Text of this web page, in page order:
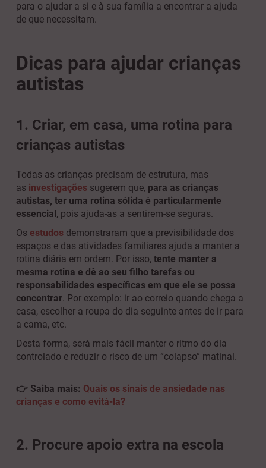
para o ajudar a si e à sua família a encontrar a ajuda
de que necessitam.
Dicas para ajudar crianças
autistas
1. Criar, em casa, uma rotina para
crianças autistas
Todas as crianças precisam de estrutura, mas
as investigações sugerem que, para as crianças
autistas, ter uma rotina sólida é particularmente
essencial , pois ajuda-as a sentirem-se seguras.
Os estudos demonstraram que a previsibilidade dos
espaços e das atividades familiares ajuda a manter a
rotina diária em ordem. Por isso, tente manter a
mesma rotina e dê ao seu filho tarefas ou
responsabilidades específicas em que ele se possa
concentrar. Por exemplo: ir ao correio quando chega a
casa, escolher a roupa do dia seguinte antes de ir para
a cama, etc.
Desta forma, será mais fácil manter o ritmo do dia
controlado e reduzir o risco de um “colapso” matinal.
👉 Saiba mais: Quais os sinais de ansiedade nas
crianças e como evitá-la?
2. Procure apoio extra na escola